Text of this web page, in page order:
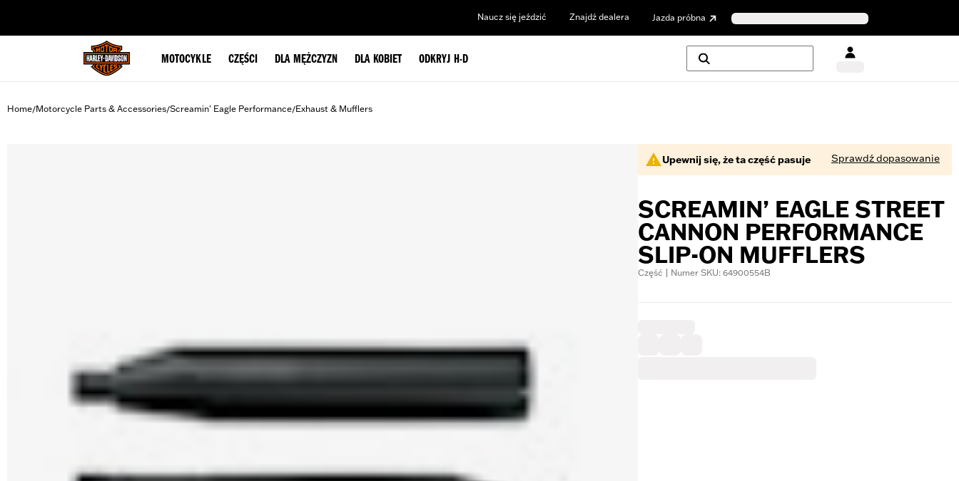
Naucz się jeździć Znajdź dealera Jazda próbna
MOTOCYKLE CZĘŚCI DLA MĘŻCZYZN DLA KOBIET ODKRYJ H-D
Home/Motorcycle Parts & Accessories/Screamin' Eagle Performance/Exhaust & Mufflers
Upewnij się, że ta część pasuje Sprawdź dopasowanie
SCREAMIN’ EAGLE STREET
CANNON PERFORMANCE
SLIP-ON MUFFLERS
Część | Numer SKU: 64900554B